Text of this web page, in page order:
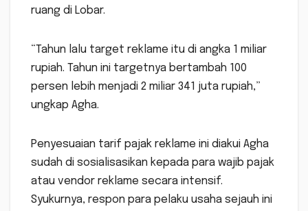
ruang di Lobar.
“Tahun lalu target reklame itu di angka 1 miliar
rupiah. Tahun ini targetnya bertambah 100
persen lebih menjadi 2 miliar 341 juta rupiah,”
ungkap Agha.
Penyesuaian tarif pajak reklame ini diakui Agha
sudah di sosialisasikan kepada para wajib pajak
atau vendor reklame secara intensif.
Syukurnya, respon para pelaku usaha sejauh ini